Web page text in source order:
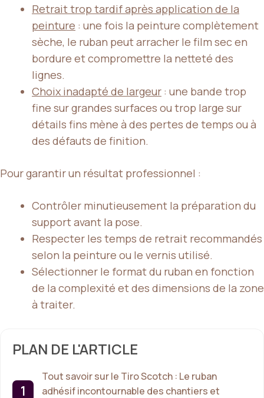
Retrait trop tardif après application de la
peinture : une fois la peinture complètement
sèche, le ruban peut arracher le film sec en
bordure et compromettre la netteté des
lignes.
Choix inadapté de largeur : une bande trop
fine sur grandes surfaces ou trop large sur
détails fins mène à des pertes de temps ou à
des défauts de finition.
Pour garantir un résultat professionnel :
Contrôler minutieusement la préparation du
support avant la pose.
Respecter les temps de retrait recommandés
selon la peinture ou le vernis utilisé.
Sélectionner le format du ruban en fonction
de la complexité et des dimensions de la zone
à traiter.
PLAN DE L'ARTICLE
Tout savoir sur le Tiro Scotch : Le ruban
adhésif incontournable des chantiers et